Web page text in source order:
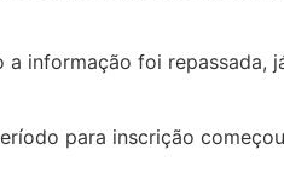
informação foi repassada,
para inscrição